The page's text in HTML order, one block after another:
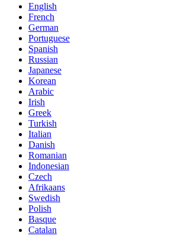
English
French
German
Portuguese
Spanish
Russian
Japanese
Korean
Arabic
Irish
Greek
Turkish
Italian
Danish
Romanian
Indonesian
Czech
Afrikaans
Swedish
Polish
Basque
Catalan